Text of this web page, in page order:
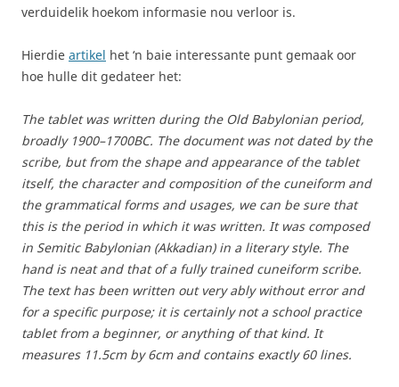
verduidelik hoekom informasie nou verloor is.
Hierdie artikel het ‘n baie interessante punt gemaak oor
hoe hulle dit gedateer het:
The tablet was written during the Old Babylonian period,
broadly 1900–1700BC. The document was not dated by the
scribe, but from the shape and appearance of the tablet
itself, the character and composition of the cuneiform and
the grammatical forms and usages, we can be sure that
this is the period in which it was written. It was composed
in Semitic Babylonian (Akkadian) in a literary style. The
hand is neat and that of a fully trained cuneiform scribe.
The text has been written out very ably without error and
for a specific purpose; it is certainly not a school practice
tablet from a beginner, or anything of that kind. It
measures 11.5cm by 6cm and contains exactly 60 lines.